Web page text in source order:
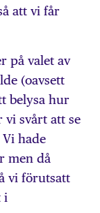
att vi får
på valet av
(oavsett
belysa hur
vi svårt att se
hade
men då
vi förutsatt
i